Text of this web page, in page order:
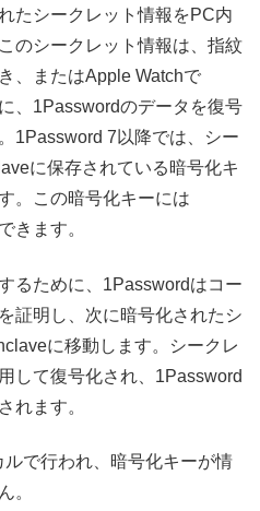
たシークレット情報をPC内
のシークレット情報は、指紋
、またはApple Watchで
、1Passwordのデータを復号
1Password 7以降では、シー
に保存されている暗号化キ
。この暗号化キーには
きます。
るために、1Passwordはコー
証明し、次に暗号化されたシ
に移動します。シークレ
して復号化され、1Password
れます。
で行われ、暗号化キーが情
。